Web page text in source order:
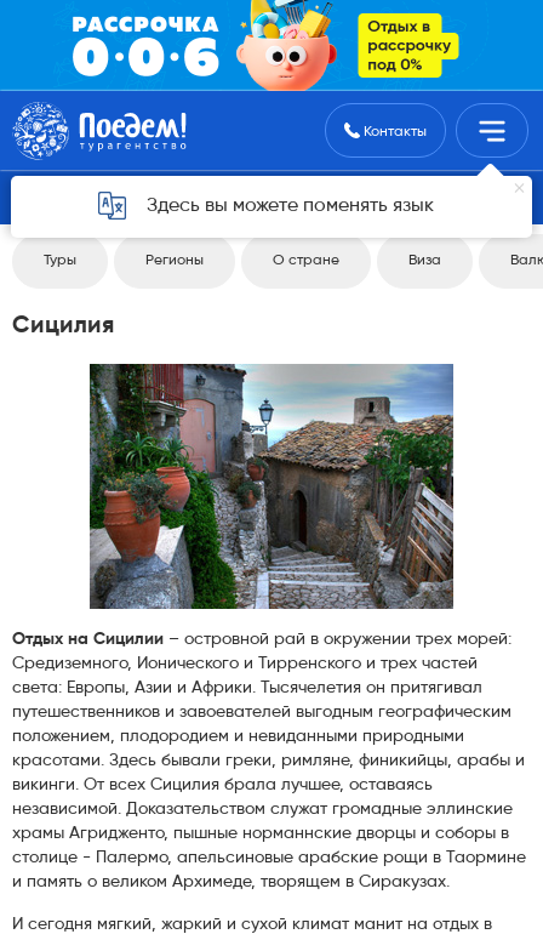
Поиск туровКонтакты
Здесь вы можете поменять язык
Вернуться 4
Туры Регионы О стране Виза
Сицилия
Отдых на Сицилии – островной рай в окружении трех морей:
Средиземного, Ионического и Тирренского и трех частей
света: Европы, Азии и Африки. Тысячелетия он притягивал
путешественников и завоевателей выгодным географическим
положением, плодородием и невиданными природными
красотами. Здесь бывали греки, римляне, финикийцы, арабы и
викинги. От всех Сицилия брала лучшее, оставаясь
независимой. Доказательством служат громадные эллинские
храмы Агридженто, пышные норманнские дворцы и соборы в
столице - Палермо, апельсиновые арабские рощи в Таормине
и память о великом Архимеде, творящем в Сиракузах.
И сегодня мягкий, жаркий и сухой климат манит на отдых в